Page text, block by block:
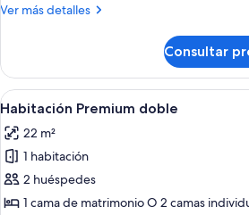
Ver más detalles
Más
doble
Consultar
Abrir
todas
las
fotos
de
Habitación
Una
8
Habitación Premium doble
22 m²
1 habitación
2 huéspedes
1 cama de matrimonio O 2 camas